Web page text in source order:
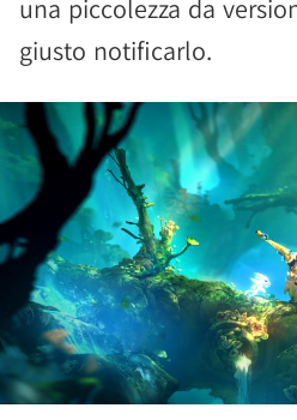
una piccolezza da
giusto notificarlo.